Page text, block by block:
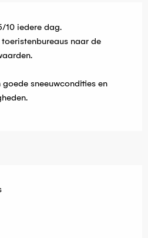
10 iedere dag.
naar de
sneeuwcondities en